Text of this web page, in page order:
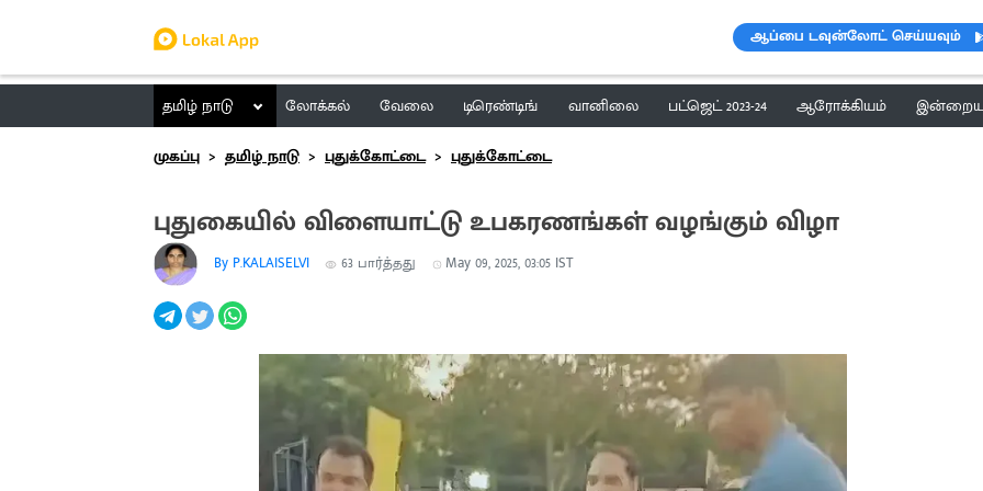
ஆப்பை டவுன்லோட் செய்யவும்
தமிழ் நாடு லோக்கல் வேலை டிரெண்டிங் வானிலை பட்ஜெட் 2023-24 ஆரோக்கியம்
இன்றைய
முகப்பு
தமிழ் நாடு புதுக்கோட்டை புதுக்கோட்டை
புதுகையில் விளையாட்டு உபகரணங்கள் வழங்கும் விழா
By P.KALAISELVI 63 பார்த்தது May 09, 2025, 03:05 IST